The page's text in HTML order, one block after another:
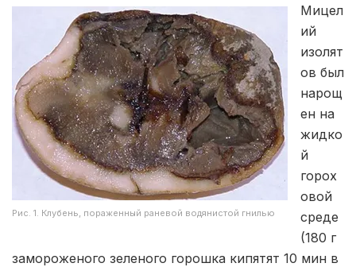
Рис. 1. Клубень, пораженный раневой водянистой гнилью
Мицел
ий
изолят
ов был
нарощ
ен на
жидко
й
горох
овой
среде
(180 г
замороженого зеленого горошка кипятят 10 мин в